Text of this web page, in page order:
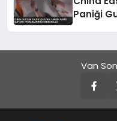
Paniği
Van